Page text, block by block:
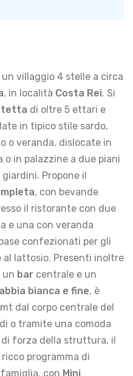
un villaggio 4 stelle a circa
, in località Costa Rei. Si
di oltre 5 ettari e
in tipico stile sardo,
o veranda, dislocate in
o in palazzine a due piani
Propone il
, con bevande
il ristorante con due
e una con veranda
confezionati per gli
lattosio. Presenti inoltre
un bar centrale e un
bianca e fine, è
dal corpo centrale del
o tramite una comoda
forza della struttura, il
programma di
con Mini